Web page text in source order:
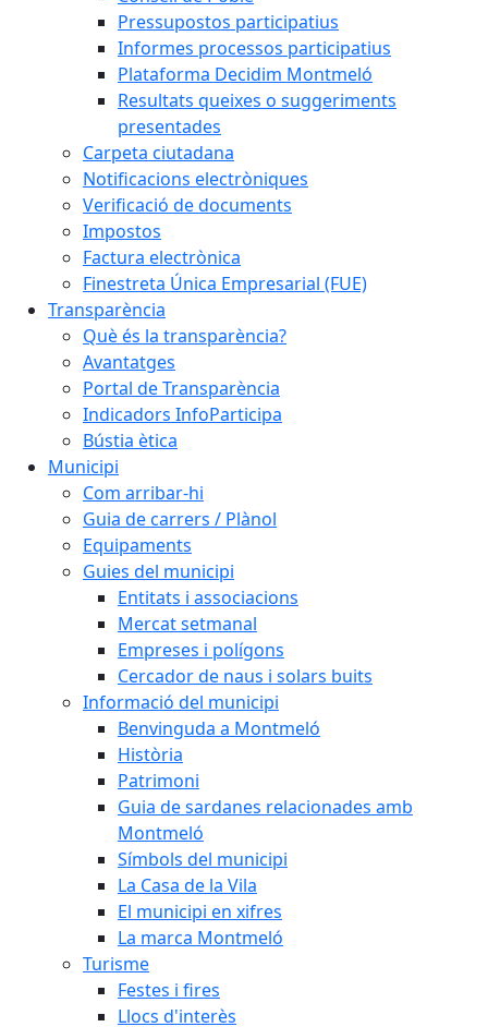
Pressupostos participatius
Informes processos participatius
Plataforma Decidim Montmeló
Resultats queixes o suggeriments
presentades
Carpeta ciutadana
Notificacions electròniques
Verificació de documents
Impostos
Factura electrònica
Finestreta Única Empresarial (FUE)
Transparència
Què és la transparència?
Avantatges
Portal de Transparència
Indicadors InfoParticipa
Bústia ètica
Municipi
Com arribar-hi
Guia de carrers / Plànol
Equipaments
Guies del municipi
Entitats i associacions
Mercat setmanal
Empreses i polígons
Cercador de naus i solars buits
Informació del municipi
Benvinguda a Montmeló
Història
Patrimoni
Guia de sardanes relacionades amb
Montmeló
Símbols del municipi
La Casa de la Vila
El municipi en xifres
La marca Montmeló
Turisme
Festes i fires
Llocs d'interès